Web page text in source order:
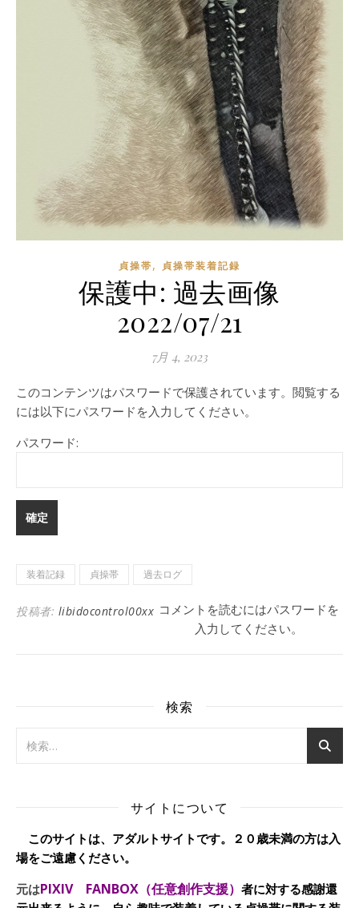
貞操帯, 貞操帯装着記録
保護中: 過去画像
2022/07/21
7月 4, 2023
このコンテンツはパスワードで保護されています。閲覧する
には以下にパスワードを入力してください。
パスワード:
装着記録 貞操帯 過去ログ
投稿者: libidocontrol00xx コメントを読むにはパスワードを
入力してください。
検索
サイトについて
このサイトは、アダルトサイトです。２０歳未満の方は入
場をご遠慮ください。
元はPIXIV FANBOX（任意創作支援） 者に対する感謝還